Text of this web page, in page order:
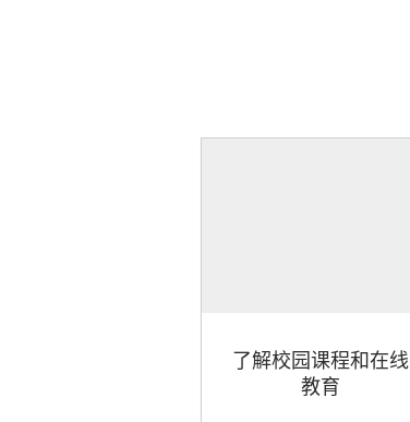
了解校园课程和在线
教育